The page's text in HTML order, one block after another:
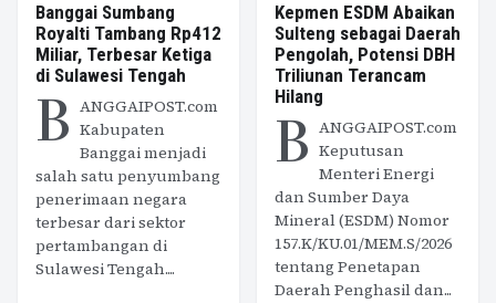
Banggai Sumbang
Royalti Tambang Rp412
Miliar, Terbesar Ketiga
di Sulawesi Tengah
B ANGGAIPOST.com
Kabupaten
Banggai menjadi
salah satu penyumbang
penerimaan negara
terbesar dari sektor
pertambangan di
Sulawesi Tengah....
Kepmen ESDM Abaikan
Sulteng sebagai Daerah
Pengolah, Potensi DBH
Triliunan Terancam
Hilang
B ANGGAIPOST.com
Keputusan
Menteri Energi
dan Sumber Daya
Mineral (ESDM) Nomor
157.K/KU.01/MEM.S/2026
tentang Penetapan
Daerah Penghasil dan...